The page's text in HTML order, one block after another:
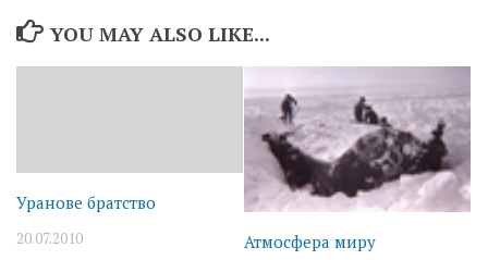
YOU MAY ALSO LIKE...
Уранове братство
20.07.2010 Атмосфера миру